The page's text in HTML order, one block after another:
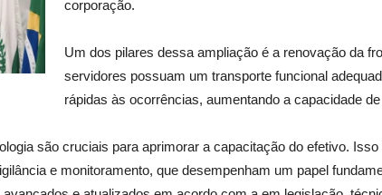
corporação.
Um dos pilares dessa ampliação é a renovação da
servidores possuam um transporte funcional
rápidas às ocorrências, aumentando a capacidade
são cruciais para aprimorar a capacitação do efetivo.
e monitoramento, que desempenham um papel